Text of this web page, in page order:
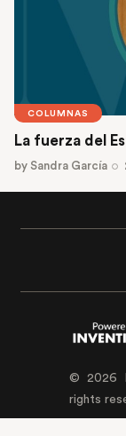
COLUMNAS
La fuerza del
by Sandra García
© 2026
rights